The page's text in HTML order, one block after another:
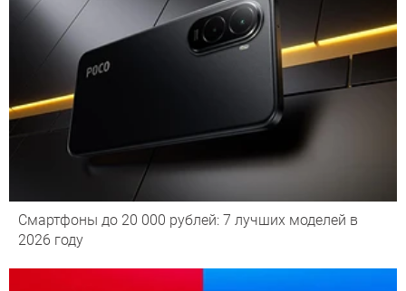
Смартфоны до 20 000 рублей: 7 лучших моделей в
2026 году